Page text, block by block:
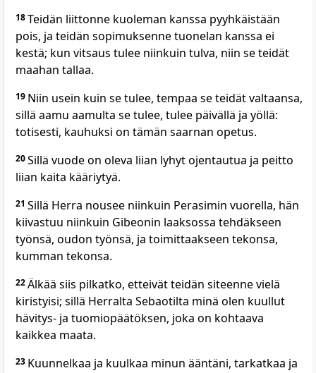
18Teidän liittonne kuoleman kanssa pyyhkäistään
pois, ja teidän sopimuksenne tuonelan kanssa ei
kestä; kun vitsaus tulee niinkuin tulva, niin se teidät
maahan tallaa.
19 Niin usein kuin se tulee, tempaa se teidät valtaansa,
sillä aamu aamulta se tulee, tulee päivällä ja yöllä:
totisesti, kauhuksi on tämän saarnan opetus.
20Sillä vuode on oleva liian lyhyt ojentautua ja peitto
liian kaita kääriytyä.
21 Sillä Herra nousee niinkuin Perasimin vuorella, hän
kiivastuu niinkuin Gibeonin laaksossa tehdäkseen
työnsä, oudon työnsä, ja toimittaakseen tekonsa,
kumman tekonsa.
22Älkää siis pilkatko, etteivät teidän siteenne vielä
kiristyisi; sillä Herralta Sebaotilta minä olen kuullut
hävitys- ja tuomiopäätöksen, joka on kohtaava
kaikkea maata.
23 Kuunnelkaa ja kuulkaa minun ääntäni, tarkatkaa ja